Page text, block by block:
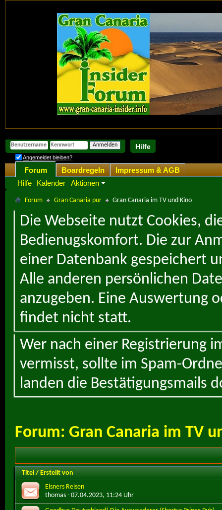
Hilfe
Angemeldet bleiben?
Forum
Hilfe
Kalender Aktionen
Boardregeln Impressum & AGB
Forum Gran Canaria pur Gran Canaria im TV und Kino
Die Webseite nutzt Cookies,
Bedienugskomfort. Die zur
einer Datenbank gespeichert
Alle anderen persönlichen
anzugeben. Eine Auswertung
findet nicht statt.
Wer nach einer Registrierung
vermisst, sollte im Spam-
landen die Bestätigungsmails
Forum: Gran Canaria im TV
Titel / Erstellt von
Elsners Reisen
thomas - 07.04.2023, 11:24 Uhr